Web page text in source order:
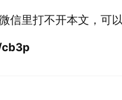
信里打不开本文，可